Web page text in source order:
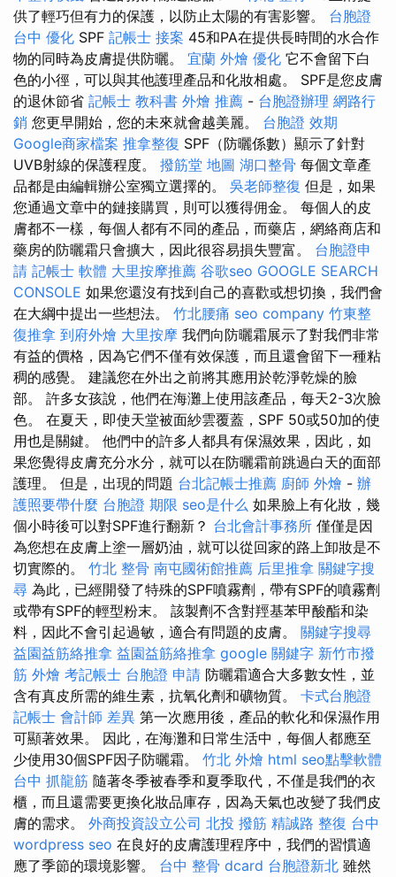
供了輕巧但有力的保護，以防止太陽的有害影響。 台胞證
台中 優化 SPF 記帳士 接案 45和PA在提供長時間的水合作
物的同時為皮膚提供防曬。 宜蘭 外燴 優化 它不會留下白
色的小徑，可以與其他護理產品和化妝相處。 SPF是您皮膚
的退休節省 記帳士 教科書 外燴 推薦 - 台胞證辦理 網路行
銷 您更早開始，您的未來就會越美麗。 台胞證 效期
Google商家檔案 推拿整復 SPF（防曬係數）顯示了針對
UVB射線的保護程度。 撥筋堂 地圖 湖口整骨 每個文章產
品都是由編輯辦公室獨立選擇的。 吳老師整復 但是，如果
您通過文章中的鏈接購買，則可以獲得佣金。 每個人的皮
膚都不一樣，每個人都有不同的產品，而藥店，網絡商店和
藥房的防曬霜只會擴大，因此很容易損失豐富。 台胞證申
請 記帳士 軟體 大里按摩推薦 谷歌seo GOOGLE SEARCH
CONSOLE 如果您還沒有找到自己的喜歡或想切換，我們會
在大綱中提出一些想法。 竹北腰痛 seo company 竹東整
復推拿 到府外燴 大里按摩 我們向防曬霜展示了對我們非常
有益的價格，因為它們不僅有效保護，而且還會留下一種粘
稠的感覺。 建議您在外出之前將其應用於乾淨乾燥的臉
部。 許多女孩說，他們在海灘上使用該產品，每天2-3次臉
色。 在夏天，即使天堂被面紗雲覆蓋，SPF 50或50加的使
用也是關鍵。 他們中的許多人都具有保濕效果，因此，如
果您覺得皮膚充分水分，就可以在防曬霜前跳過白天的面部
護理。 但是，出現的問題 台北記帳士推薦 廚師 外燴 - 辦
護照要帶什麼 台胞證 期限 seo是什么 如果臉上有化妝，幾
個小時後可以對SPF進行翻新？ 台北會計事務所 僅僅是因
為您想在皮膚上塗一層奶油，就可以從回家的路上卸妝是不
切實際的。 竹北 整骨 南屯國術館推薦 后里推拿 關鍵字搜
尋 為此，已經開發了特殊的SPF噴霧劑，帶有SPF的噴霧劑
或帶有SPF的輕型粉末。 該製劑不含對羥基苯甲酸酯和染
料，因此不會引起過敏，適合有問題的皮膚。 關鍵字搜尋
益園益筋絡推拿 益園益筋絡推拿 google 關鍵字 新竹市撥
筋 外燴 考記帳士 台胞證 申請 防曬霜適合大多數女性，並
含有真皮所需的維生素，抗氧化劑和礦物質。 卡式台胞證
記帳士 會計師 差異 第一次應用後，產品的軟化和保濕作用
可顯著效果。 因此，在海灘和日常生活中，每個人都應至
少使用30個SPF因子防曬霜。 竹北 外燴 html seo點擊軟體
台中 抓龍筋 隨著冬季被春季和夏季取代，不僅是我們的衣
櫃，而且還需要更換化妝品庫存，因為天氣也改變了我們皮
膚的需求。 外商投資設立公司 北投 撥筋 精誠路 整復 台中
wordpress seo 在良好的皮膚護理程序中，我們的習慣適
應了季節的環境影響。 台中 整骨 dcard 台胞證新北 雖然